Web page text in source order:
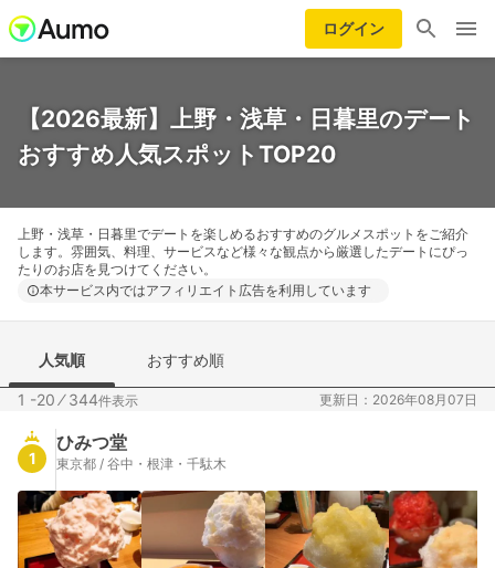
ログイン
【2026最新】上野・浅草・日暮里のデート
おすすめ人気スポットTOP20
上野・浅草・日暮里でデートを楽しめるおすすめのグルメスポットをご紹介
します。雰囲気、料理、サービスなど様々な観点から厳選したデートにぴっ
たりのお店を見つけてください。
本サービス内ではアフィリエイト広告を利用しています
人気順 おすすめ順
1 -20 ⁄344件表示 更新日：2026年08月07日
1
ひみつ堂
東京都 / 谷中・根津・千駄木